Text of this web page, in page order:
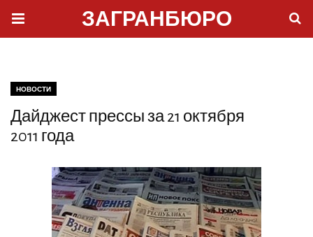
ЗАГРАНБЮРО
НОВОСТИ
Дайджест прессы за 21 октября
2011 года